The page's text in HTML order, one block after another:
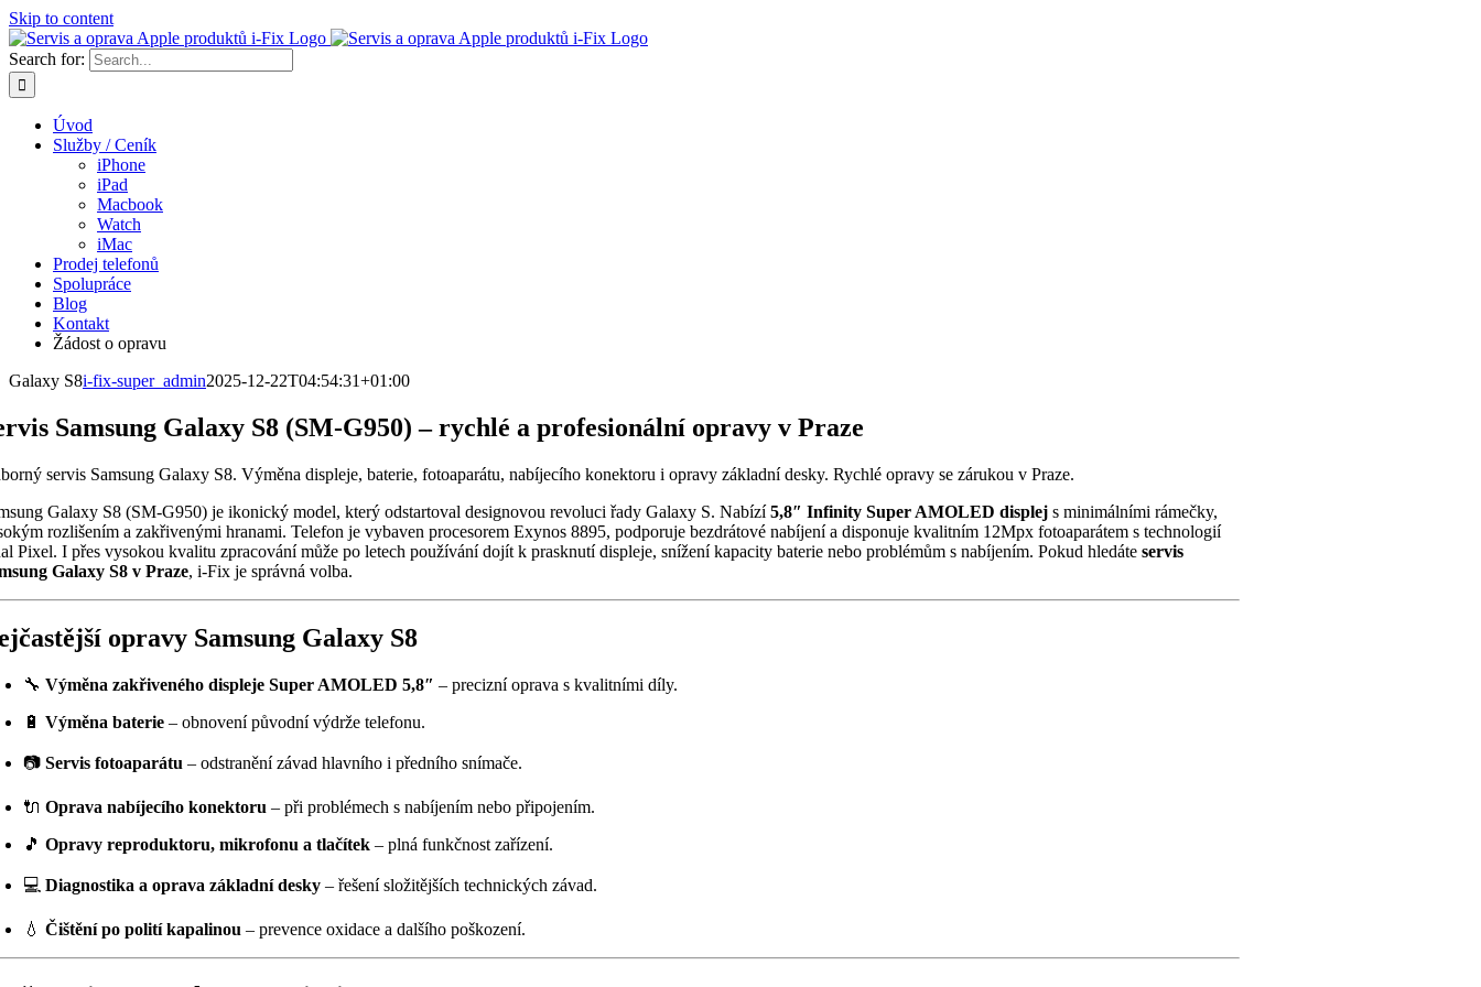
Skip to content
Search for:
Úvod
Služby / Ceník
iPhone
iPad
Macbook
Watch
iMac
Prodej telefonů
Spolupráce
Blog
Kontakt
Žádost o opravu
Galaxy S8i-fix-super_admin2025-12-22T04:54:31+01:00
Samsung Galaxy S8 (SM-G950) – rychlé a profesionální opravy v Praze
servis Samsung Galaxy S8. Výměna displeje, baterie, fotoaparátu, nabíjecího konektoru i opravy základní desky. Rychlé opravy se zárukou v Praze.
Galaxy S8 (SM-G950) je ikonický model, který odstartoval designovou revoluci řady Galaxy S. Nabízí5,8″ Infinity Super AMOLED displej s minimálními rámečky,
rozlišením a zakřivenými hranami. Telefon je vybaven procesorem Exynos 8895, podporuje bezdrátové nabíjení a disponuje kvalitním 12Mpx fotoaparátem s technologií
Pixel. I přes vysokou kvalitu zpracování může po letech používání dojít k prasknutí displeje, snížení kapacity baterie nebo problémům s nabíjením. Pokud hledáteservis
Galaxy S8 v Praze, i-Fix je správná volba.
opravy Samsung Galaxy S8
🔧Výměna zakřiveného displeje Super AMOLED 5,8″ – precizní oprava s kvalitními díly.
🔋Výměna baterie – obnovení původní výdrže telefonu.
📷Servis fotoaparátu – odstranění závad hlavního i předního snímače.
🔌Oprava nabíjecího konektoru – při problémech s nabíjením nebo připojením.
🎵Opravy reproduktoru, mikrofonu a tlačítek – plná funkčnost zařízení.
💻Diagnostika a oprava základní desky – řešení složitějších technických závad.
💧Čištění po polití kapalinou – prevence oxidace a dalšího poškození.